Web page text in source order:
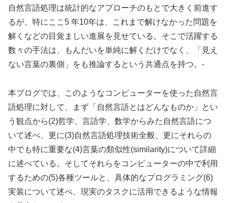
自然言語処理は統計的なアプローチのもとで大きく前進す
るが、特にここ5 年10年は、これまで解けなかった問題を
解くなどの目覚ましい進展を見せている。そこで活躍する
数々の手法は、もんだいを単純に解くだけでなく、「見え
ない言葉の裏側」をも推論するという共通点を持つ。-
本ブログでは、このようなコンピューターを使った自然言
語処理に対して、まず「自然言語とはどんなものか」とい
う観点から(2)哲学、言語学、数学からみた自然言語につ
いて述べ、更に(3)自然言語処理技術全般、更にそれらの
中でも特に重要な(4)言葉の類似性(similarity)について詳細
に述べている。そしてそれらをコンピューターの中で利用
するための(5)各種ツールと、具体的なプログラミング(6)
実装について述べ、現実のタスクに活用できるような情報